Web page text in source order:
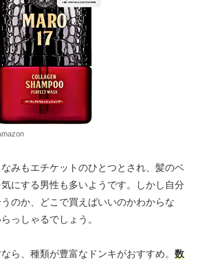
みもエチケットのひとつとされ、髪のベ
にする男性も多いようです。しかし自分
のか、どこで買えばいいのかわからな
っしゃるでしょう。
ら、種類が豊富なドンキがおすすめ。 数